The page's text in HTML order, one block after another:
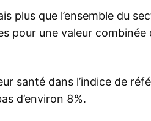
plus que l’ensemble du
pour une valeur combinée
santé dans l’indice de
d’environ 8%.